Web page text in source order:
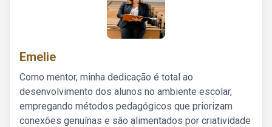
Emelie
Como mentor, minha dedicação é total ao
desenvolvimento dos alunos no ambiente escolar,
empregando métodos pedagógicos que priorizam
conexões genuínas e são alimentados por criatividade